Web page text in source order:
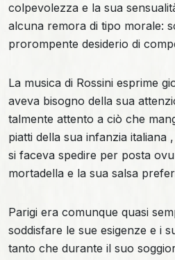
colpevolezza e la sua
alcuna remora di tipo morale:
prorompente desiderio di
La musica di Rossini esprime
aveva bisogno della sua
talmente attento a ciò che
piatti della sua infanzia italiana
si faceva spedire per posta
mortadella e la sua salsa
Parigi era comunque quasi
soddisfare le sue esigenze e i
tanto che durante il suo